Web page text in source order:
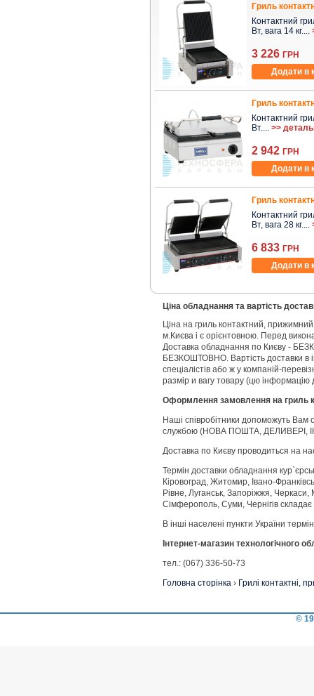
Гриль
Контактний
Вт, вага 14 кг....
3 226 ГРН
Додати в
Гриль
Контактний
Вт.... >>
2 942 ГРН
Додати в
Гриль
Контактний
Вт, вага 28 кг....
6 833 ГРН
Додати в
Ціна обладнання та вартість
Ціна на гриль контактний,
м.Києва і є орієнтовною. Перед
Доставка обладнання по Києву -
БЕЗКОШТОВНО. Вартість доставки в
спеціалістів або ж у компаній-
размір и вагу товару (цю інформацію
Оформлення замовлення на гриль
Наші співробітники допоможуть
службою (НОВА ПОШТА, ДЕЛИВЕРІ,
Доставка по Києву проводиться на
Термін доставки обладнання
Кіровоград, Житомир, Івано-
Рівне, Луганськ, Запоріжжя,
Сімферополь, Суми, Чернігів
В інші населені пункти України
Інтернет-магазин технологічного
тел.: (067) 336-50-73
Головна сторінка › Грилі контактні,
©